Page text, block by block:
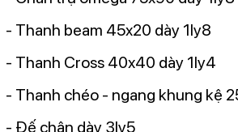
- Thanh beam 45x20 dày 1ly8
- Thanh Cross 40x40 dày 1ly4
- Thanh chéo - ngang khung kệ
- Đế chân dày 3ly5